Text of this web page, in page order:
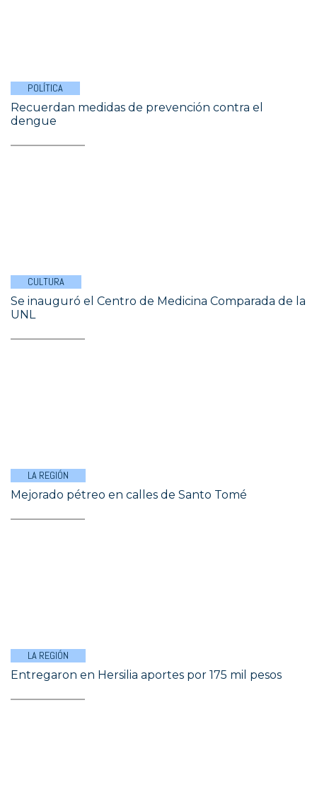
POLÍTICA
Recuerdan medidas de prevención contra el
dengue
CULTURA
Se inauguró el Centro de Medicina Comparada de la
UNL
LA REGIÓN
Mejorado pétreo en calles de Santo Tomé
LA REGIÓN
Entregaron en Hersilia aportes por 175 mil pesos